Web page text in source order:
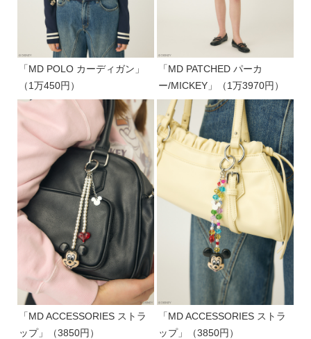
「MD POLO カーディガン」
（1万450円）
「MD PATCHED パーカ
ー/MICKEY」（1万3970円）
「MD ACCESSORIES ストラ
ップ」（3850円）
「MD ACCESSORIES ストラ
ップ」（3850円）